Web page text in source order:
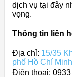
dịch vụ tại đây
vọng.
Thông tin liên
Địa chỉ: 15/35
phố Hồ Chí Minh
Điện thoại: 0933